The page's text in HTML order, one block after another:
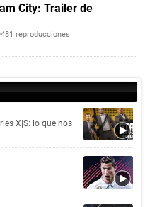
City: Trailer de
reproducciones
X|S: lo que nos